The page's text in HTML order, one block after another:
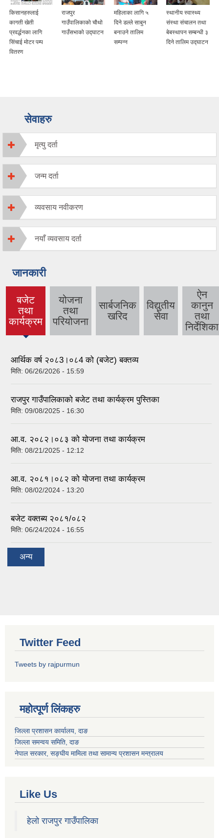
किसानहरुलाई
कागती खेती
प्रवर्द्धनका लागि
सिंचाई मोटर पम्प
वितरण
राजपुर
गाउँपालिकाको चौथो
गाउँसभाको उद्घाटन
महिलाका लागि ५
दिने डल्ले साबुन
बनाउने तालिम
सम्पन्न
स्थानीय स्वास्थ्य
संस्था संचालन तथा
बेबस्थापन सम्बन्धी ३
दिने तालिम उद्घाटन
सेवाहरु
मृत्यु दर्ता
जन्म दर्ता
व्यवसाय नवीकरण
नयाँ व्यवसाय दर्ता
जानकारी
बजेट
तथा
कार्यक्रम
(active
tab)
योजना
तथा
परियोजना
सार्बजनिक
खरिद
विद्युतीय
सेवा
ऐन
कानुन
तथा
निर्देशिका
आर्थिक वर्ष २०८3।०८4 को (बजेट) बक्तव्य
मिति: 06/26/2026 - 15:59
राजपुर गाउँपालिकाको बजेट तथा कार्यक्रम पुस्तिका
मिति: 09/08/2025 - 16:30
आ.व. २०८२।०८३ को योजना तथा कार्यक्रम
मिति: 08/21/2025 - 12:12
आ.व. २०८१।०८२ को योजना तथा कार्यक्रम
मिति: 08/02/2024 - 13:20
बजेट वक्तब्य २०८१/०८२
मिति: 06/24/2024 - 16:55
अन्य
Twitter Feed
Tweets by rajpurmun
महोत्पूर्ण लिंकहरु
जिल्ला प्रशासन कार्यालय, दाङ
जिल्ला समन्वय समिति, दाङ
नेपाल सरकार, सङ्घीय मामिला तथा सामान्य प्रशासन मन्त्रालय
Like Us
हेलो राजपुर गाउँपालिका